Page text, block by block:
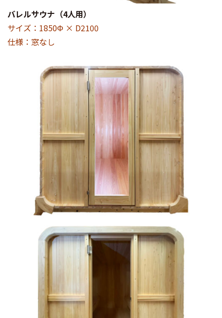
バレルサウナ（4人用）
サイズ：1850Φ × D2100
仕様：窓なし